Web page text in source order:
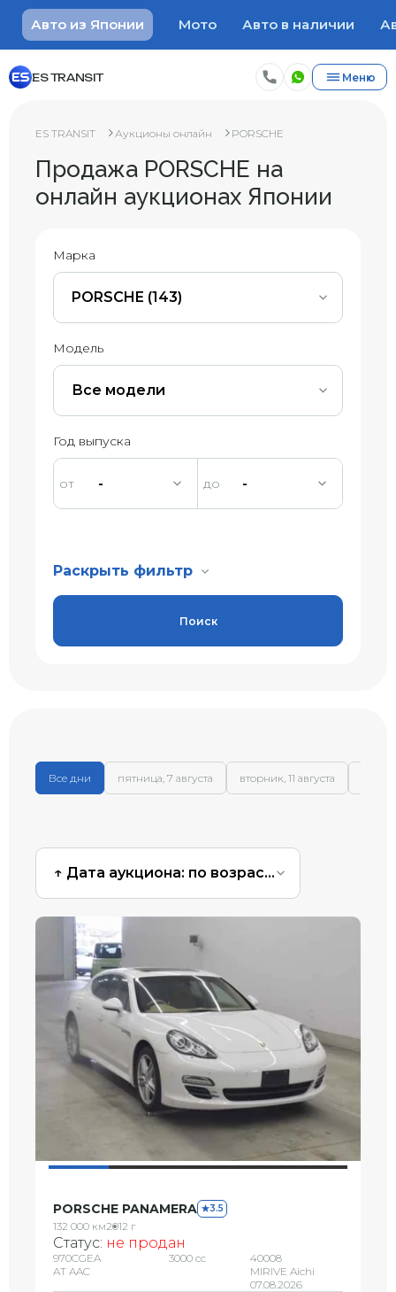
Авто из Японии Мото Авто в наличии
ES TRANSIT Меню
ES TRANSIT Аукционы онлайн PORSCHE
Продажа PORSCHE на
онлайн аукционах Японии
Марка
PORSCHE (143)
Модель
Все модели
Год выпуска
- -
Раскрыть фильтр
Поиск
Все дни пятница, 7 августа вторник, 11 августа
↑ Дата аукциона: по возрастанию
PORSCHE PANAMERA 3.5
132 000 км2012 г
Статус: не продан
970CGEA
AT AAC
3000 сс
40008
MIRIVE Aichi
07.08.2026